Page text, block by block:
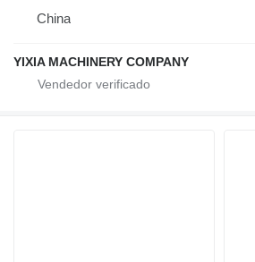
China
YIXIA MACHINERY COMPANY